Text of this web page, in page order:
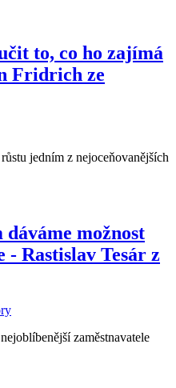
to, co ho zajímá
Fridrich ze
jedním z nejoceňovanějších
dáváme možnost
Rastislav Tesár z
zaměstnavatele